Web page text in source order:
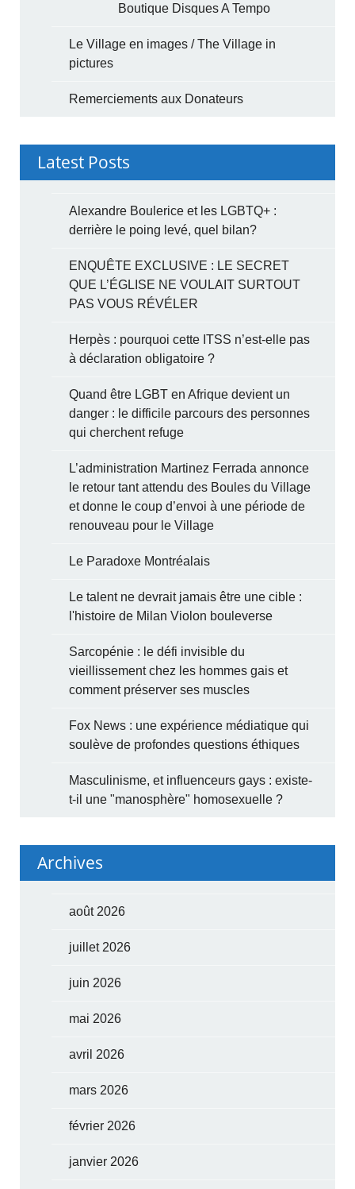
Boutique Disques A Tempo
Le Village en images / The Village in
pictures
Remerciements aux Donateurs
Latest Posts
Alexandre Boulerice et les LGBTQ+ :
derrière le poing levé, quel bilan?
ENQUÊTE EXCLUSIVE : LE SECRET
QUE L’ÉGLISE NE VOULAIT SURTOUT
PAS VOUS RÉVÉLER
Herpès : pourquoi cette ITSS n’est-elle pas
à déclaration obligatoire ?
Quand être LGBT en Afrique devient un
danger : le difficile parcours des personnes
qui cherchent refuge
L’administration Martinez Ferrada annonce
le retour tant attendu des Boules du Village
et donne le coup d’envoi à une période de
renouveau pour le Village
Le Paradoxe Montréalais
Le talent ne devrait jamais être une cible :
l'histoire de Milan Violon bouleverse
Sarcopénie : le défi invisible du
vieillissement chez les hommes gais et
comment préserver ses muscles
Fox News : une expérience médiatique qui
soulève de profondes questions éthiques
Masculinisme, et influenceurs gays : existe-
t-il une "manosphère" homosexuelle ?
Archives
août 2026
juillet 2026
juin 2026
mai 2026
avril 2026
mars 2026
février 2026
janvier 2026